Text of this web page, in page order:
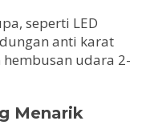
seperti LED
anti karat
udara 2-
Menarik